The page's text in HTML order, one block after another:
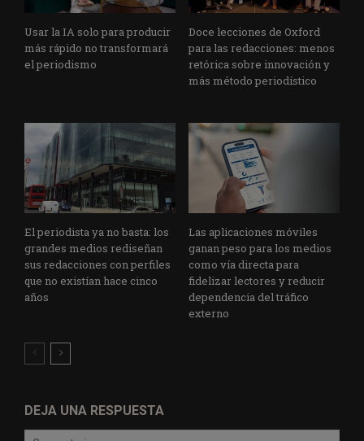
Usar la IA solo para producir
más rápido no transformará
el periodismo
Doce lecciones de Oxford
para las redacciones: menos
retórica sobre innovación y
más método periodístico
El periodista ya no basta: los
grandes medios rediseñan
sus redacciones con perfiles
que no existían hace cinco
años
Las aplicaciones móviles
ganan peso para los medios
como vía directa para
fidelizar lectores y reducir
dependencia del tráfico
externo
DEJA UNA RESPUESTA